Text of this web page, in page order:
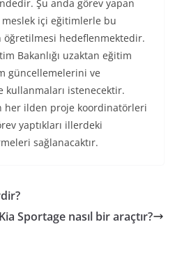
Şu anda görev yapan
içi eğitimlerle bu
öğretilmesi hedeflenmektedir.
Bakanlığı uzaktan eğitim
güncellemelerini ve
istenecektir.
her ilden proje koordinatörleri
yaptıkları illerdeki
sağlanacaktır.
Kia Sportage nasıl bir araçtır?